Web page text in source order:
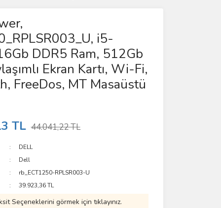
i5-
DDR5 Ram, 512Gb
Ekran Kartı, Wi-Fi,
FreeDos, MT Masaüstü
TL 44.041,22 TL
DELL
Dell
rb_ECT1250-RPLSR003-U
39.923,36 TL
Seçeneklerini görmek için tıklayınız.